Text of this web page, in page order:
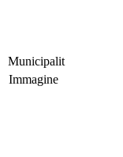
Municipalit
Immagine